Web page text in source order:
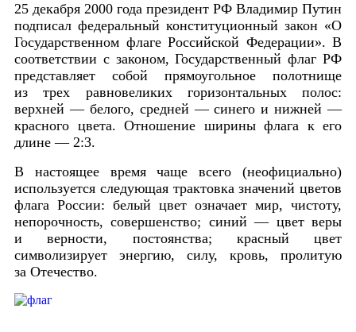
25 декабря 2000 года президент РФ Владимир Путин
подписал федеральный конституционный закон «О
Государственном флаге Российской Федерации». В
соответствии с законом, Государственный флаг РФ
представляет собой прямоугольное полотнище
из трех равновеликих горизонтальных полос:
верхней — белого, средней — синего и нижней —
красного цвета. Отношение ширины флага к его
длине — 2:3.
В настоящее время чаще всего (неофициально)
используется следующая трактовка значений цветов
флага России: белый цвет означает мир, чистоту,
непорочность, совершенство; синий — цвет веры
и верности, постоянства; красный цвет
символизирует энергию, силу, кровь, пролитую
за Отечество.